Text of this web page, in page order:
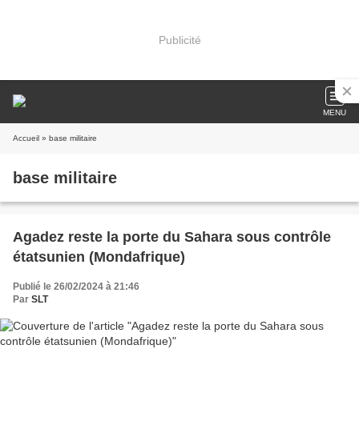
Publicité
MENU
Accueil » base militaire
base militaire
Agadez reste la porte du Sahara sous contrôle
étatsunien (Mondafrique)
Publié le 26/02/2024 à 21:46
Par SLT